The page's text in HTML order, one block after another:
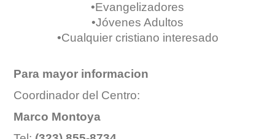
•Evangelizadores
•Jóvenes Adultos
•Cualquier cristiano interesado
Para mayor informacion
Coordinador del Centro:
Marco Montoya